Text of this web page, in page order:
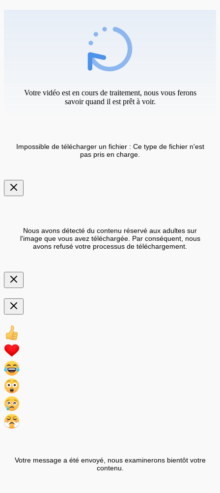
Votre vidéo est en cours de traitement, nous vous ferons
savoir quand il est prêt à voir.
Impossible de télécharger un fichier : Ce type de fichier n'est
pas pris en charge.
Nous avons détecté du contenu réservé aux adultes sur
l'image que vous avez téléchargée. Par conséquent, nous
avons refusé votre processus de téléchargement.
Votre message a été envoyé, nous examinerons bientôt votre
contenu.